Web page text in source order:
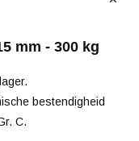
mm - 300 kg
bestendigheid
C.